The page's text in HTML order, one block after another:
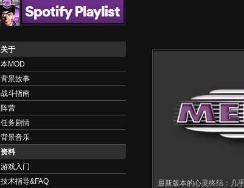
关于
本MOD
背景故事
战斗指南
阵营
任务剧情
背景音乐
资料
游戏入门
技术指导&FAQ
最新版本的心灵终结：